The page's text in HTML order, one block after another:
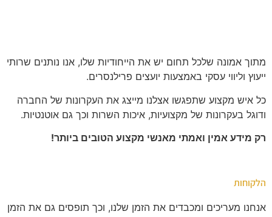
מתוך אמונה שלכל תחום יש את הייחודיות שלו, אנו נותנים שרותי
ייעוץ וליווי עסקי באמצעות יועצים פרילנסרים.
כל איש מקצוע שתפגשו אצלנו מייצג את העקרונות של החברה
ודוגל בעקרונות של מקצועיות, איכות השרות וכך גם אוטנטיות.
רק מידע אמין ואמתי מאנשי מקצוע הטובים ביותר!
הלקוחות
אנחנו מעריכים ומכבדים את הזמן שלנו, וכך תופסים גם את הזמן